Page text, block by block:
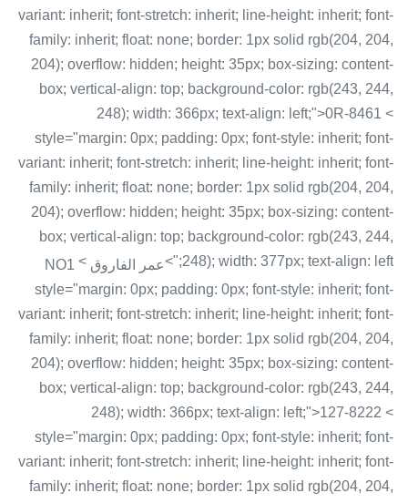
variant: inherit; font-stretch: inherit; line-height: inherit; font-
family: inherit; float: none; border: 1px solid rgb(204, 204,
204); overflow: hidden; height: 35px; box-sizing: content-
box; vertical-align: top; background-color: rgb(243, 244,
248); width: 366px; text-align: left;">0R-8461 <
style="margin: 0px; padding: 0px; font-style: inherit; font-
variant: inherit; font-stretch: inherit; line-height: inherit; font-
family: inherit; float: none; border: 1px solid rgb(204, 204,
204); overflow: hidden; height: 35px; box-sizing: content-
box; vertical-align: top; background-color: rgb(243, 244,
248); width: 377px; text-align: left;">
عمر الفاروق NO1 <
style="margin: 0px; padding: 0px; font-style: inherit; font-
variant: inherit; font-stretch: inherit; line-height: inherit; font-
family: inherit; float: none; border: 1px solid rgb(204, 204,
204); overflow: hidden; height: 35px; box-sizing: content-
box; vertical-align: top; background-color: rgb(243, 244,
248); width: 366px; text-align: left;">127-8222 <
style="margin: 0px; padding: 0px; font-style: inherit; font-
variant: inherit; font-stretch: inherit; line-height: inherit; font-
family: inherit; float: none; border: 1px solid rgb(204, 204,